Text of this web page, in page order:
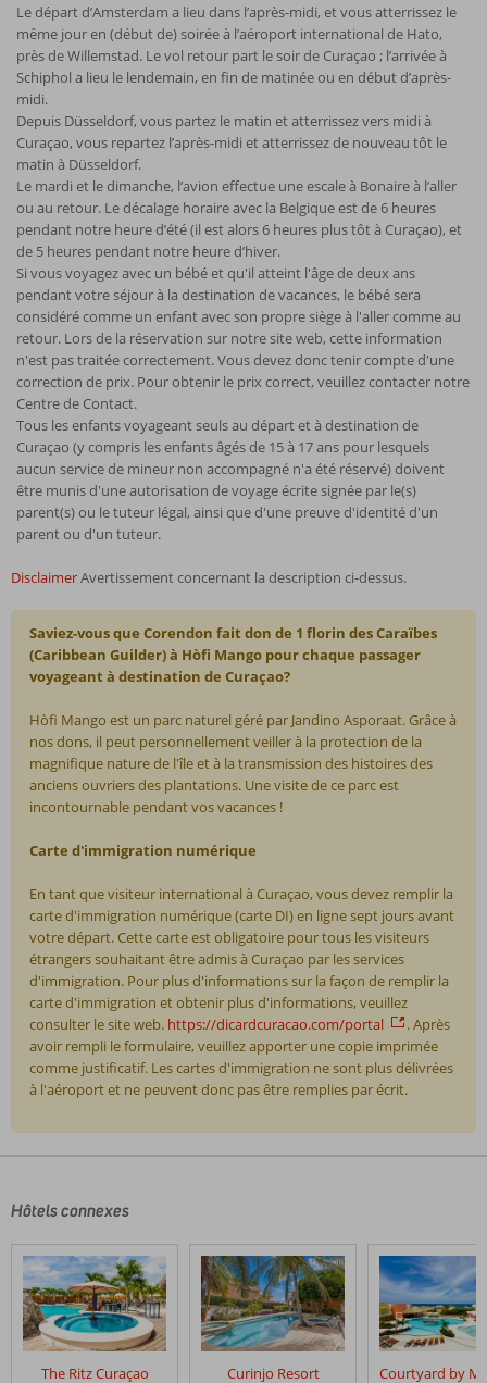
Le départ d’Amsterdam a lieu dans l’après-midi, et vous atterrissez le
même jour en (début de) soirée à l’aéroport international de Hato,
près de Willemstad. Le vol retour part le soir de Curaçao ; l’arrivée à
Schiphol a lieu le lendemain, en fin de matinée ou en début d’après-
midi.
Depuis Düsseldorf, vous partez le matin et atterrissez vers midi à
Curaçao, vous repartez l’après-midi et atterrissez de nouveau tôt le
matin à Düsseldorf.
Le mardi et le dimanche, l’avion effectue une escale à Bonaire à l’aller
ou au retour. Le décalage horaire avec la Belgique est de 6 heures
pendant notre heure d’été (il est alors 6 heures plus tôt à Curaçao), et
de 5 heures pendant notre heure d’hiver.
Si vous voyagez avec un bébé et qu'il atteint l'âge de deux ans
pendant votre séjour à la destination de vacances, le bébé sera
considéré comme un enfant avec son propre siège à l'aller comme au
retour. Lors de la réservation sur notre site web, cette information
n'est pas traitée correctement. Vous devez donc tenir compte d'une
correction de prix. Pour obtenir le prix correct, veuillez contacter notre
Centre de Contact.
Tous les enfants voyageant seuls au départ et à destination de
Curaçao (y compris les enfants âgés de 15 à 17 ans pour lesquels
aucun service de mineur non accompagné n'a été réservé) doivent
être munis d'une autorisation de voyage écrite signée par le(s)
parent(s) ou le tuteur légal, ainsi que d'une preuve d'identité d'un
parent ou d'un tuteur.
DisclaimerAvertissement concernant la description ci-dessus.
Saviez-vous que Corendon fait don de 1 florin des Caraïbes
(Caribbean Guilder) à Hòfi Mango pour chaque passager
voyageant à destination de Curaçao?
Hòfi Mango est un parc naturel géré par Jandino Asporaat. Grâce à
nos dons, il peut personnellement veiller à la protection de la
magnifique nature de l'île et à la transmission des histoires des
anciens ouvriers des plantations. Une visite de ce parc est
incontournable pendant vos vacances !
Carte d'immigration numérique
En tant que visiteur international à Curaçao, vous devez remplir la
carte d'immigration numérique (carte DI) en ligne sept jours avant
votre départ. Cette carte est obligatoire pour tous les visiteurs
étrangers souhaitant être admis à Curaçao par les services
d'immigration. Pour plus d'informations sur la façon de remplir la
carte d'immigration et obtenir plus d'informations, veuillez
consulter le site web. https://dicardcuracao.com/portal
. Après
avoir rempli le formulaire, veuillez apporter une copie imprimée
comme justificatif. Les cartes d'immigration ne sont plus délivrées
à l'aéroport et ne peuvent donc pas être remplies par écrit.
écrits
nos
clients
après
leur
séjour
Hôtels connexes
The Ritz Curaçao Curinjo Resort